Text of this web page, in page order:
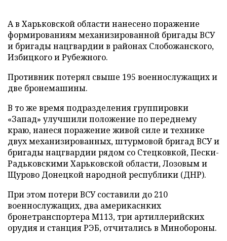
А в Харьковской области нанесено поражение
формированиям механизированной бригады ВСУ
и бригады нацгвардии в районах Слобожанского,
Избицкого и Рубежного.
Противник потерял свыше 195 военнослужащих и
две бронемашины.
В то же время подразделения группировки
«Запад» улучшили положение по переднему
краю, нанеся поражение живой силе и технике
двух механизированных, штурмовой бригад ВСУ и
бригады нацгвардии рядом со Стецковкой, Пески-
Радьковскими Харьковской области, Лозовым и
Щурово Донецкой народной республики (ДНР).
При этом потери ВСУ составили до 210
военнослужащих, два америкаснких
бронетранспортера М113, три артиллерийских
орудия и станция РЭБ, отчитались в Минобороны.